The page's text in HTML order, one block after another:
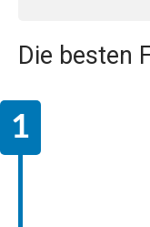
Die besten